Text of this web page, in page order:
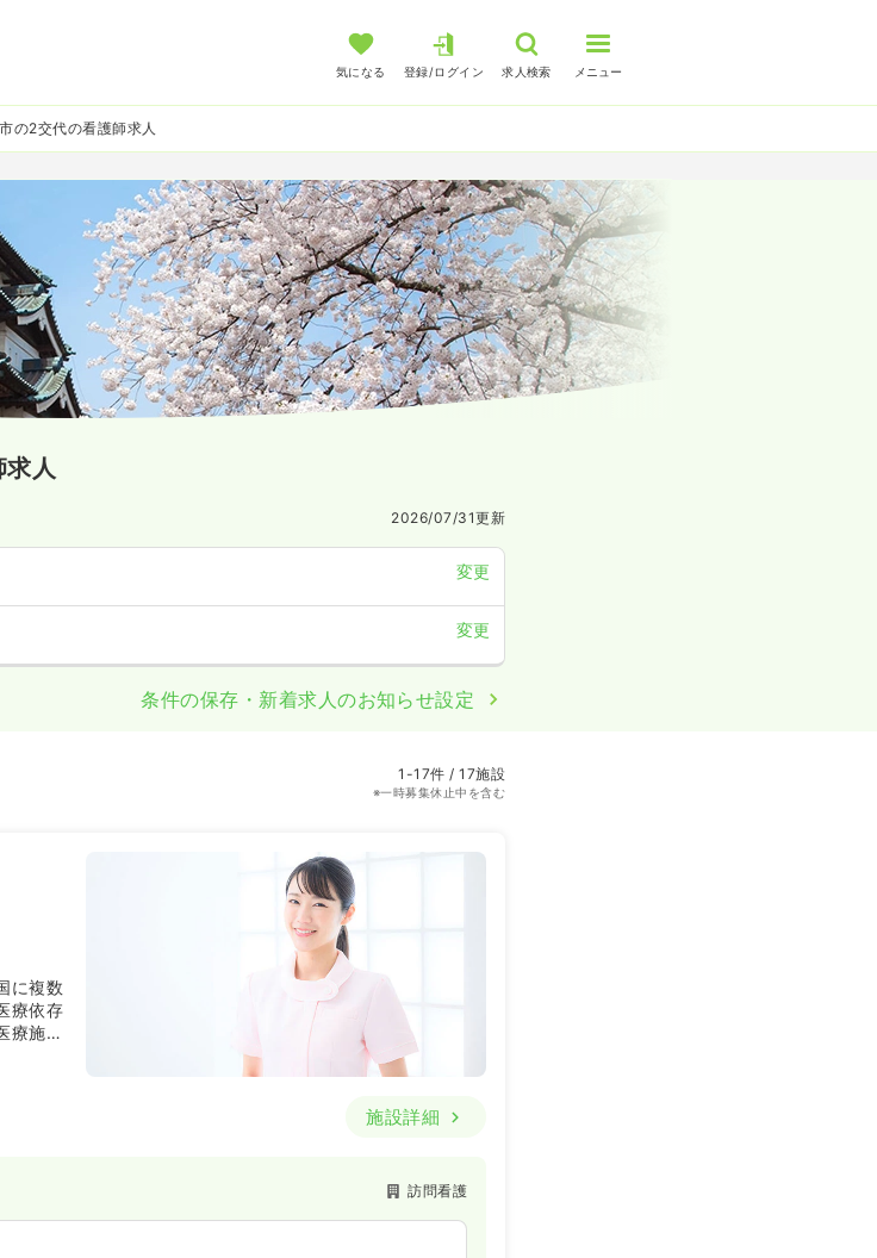
気になる 登録/ログイン 求人検索 メニュー
の2交代の看護師求人
求人
2026/07/31更新
変更
変更
条件の保存・新着求人のお知らせ設定
1-17件 / 17施設
※一時募集休止中を含む
に複数
療依存
療施設
た。
に貢
施設詳細
訪問看護